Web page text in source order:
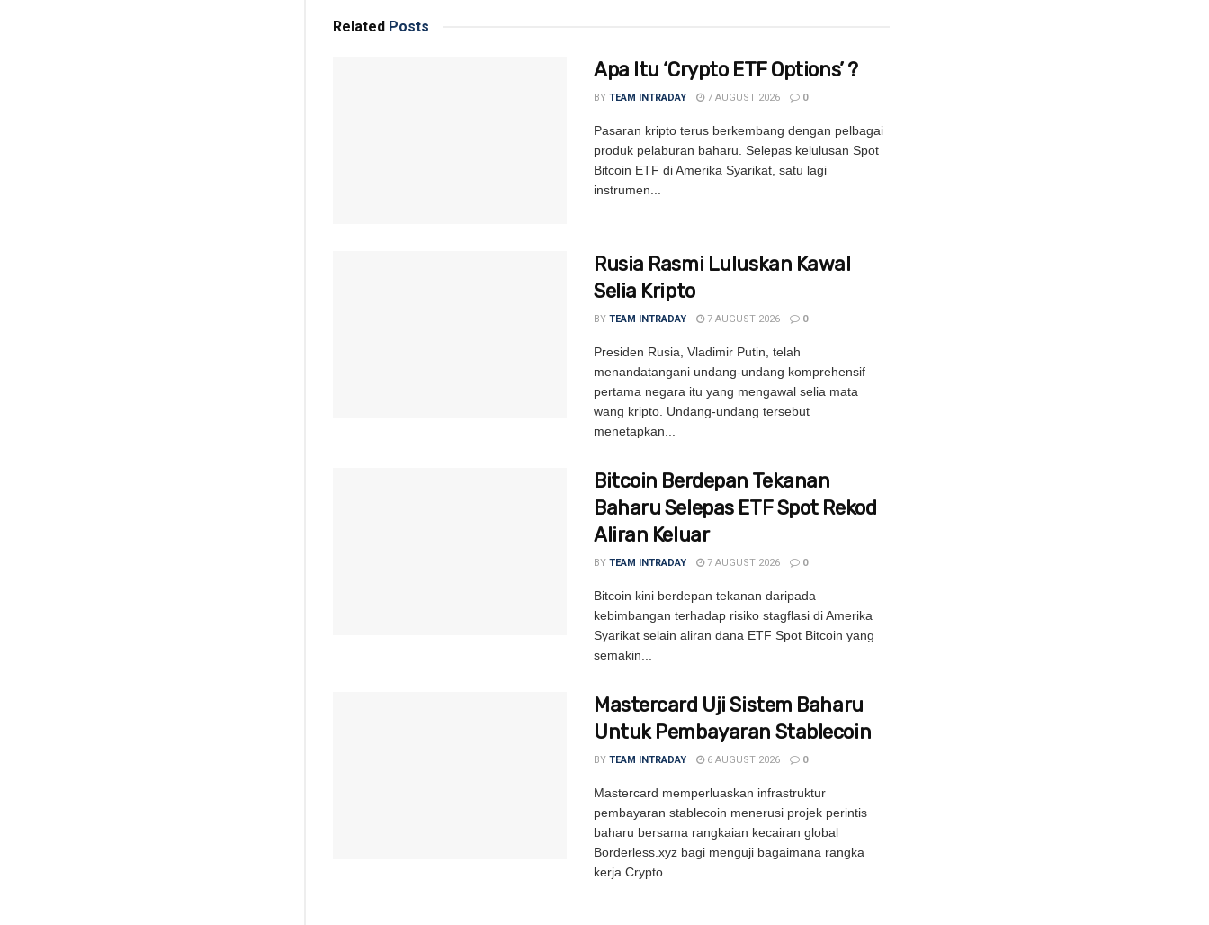
Related Posts
Apa Itu ‘Crypto ETF Options’ ?
BY TEAM INTRADAY 7 AUGUST 2026 0
Pasaran kripto terus berkembang dengan pelbagai
produk pelaburan baharu. Selepas kelulusan Spot
Bitcoin ETF di Amerika Syarikat, satu lagi
instrumen...
Rusia Rasmi Luluskan Kawal
Selia Kripto
BY TEAM INTRADAY 7 AUGUST 2026 0
Presiden Rusia, Vladimir Putin, telah
menandatangani undang-undang komprehensif
pertama negara itu yang mengawal selia mata
wang kripto. Undang-undang tersebut
menetapkan...
Bitcoin Berdepan Tekanan
Baharu Selepas ETF Spot Rekod
Aliran Keluar
BY TEAM INTRADAY 7 AUGUST 2026 0
Bitcoin kini berdepan tekanan daripada
kebimbangan terhadap risiko stagflasi di Amerika
Syarikat selain aliran dana ETF Spot Bitcoin yang
semakin...
Mastercard Uji Sistem Baharu
Untuk Pembayaran Stablecoin
BY TEAM INTRADAY 6 AUGUST 2026 0
Mastercard memperluaskan infrastruktur
pembayaran stablecoin menerusi projek perintis
baharu bersama rangkaian kecairan global
Borderless.xyz bagi menguji bagaimana rangka
kerja Crypto...